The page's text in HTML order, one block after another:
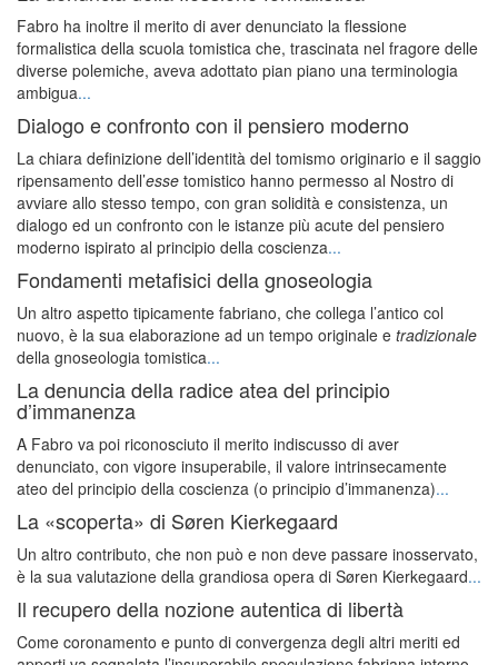
Fabro ha inoltre il merito di aver denunciato la flessione
formalistica della scuola tomistica che, trascinata nel fragore delle
diverse polemiche, aveva adottato pian piano una terminologia
ambigua...
Dialogo e confronto con il pensiero moderno
La chiara definizione dell’identità del tomismo originario e il saggio
ripensamento dell’esse tomistico hanno permesso al Nostro di
avviare allo stesso tempo, con gran solidità e consistenza, un
dialogo ed un confronto con le istanze più acute del pensiero
moderno ispirato al principio della coscienza...
Fondamenti metafisici della gnoseologia
Un altro aspetto tipicamente fabriano, che collega l’antico col
nuovo, è la sua elaborazione ad un tempo originale e tradizionale
della gnoseologia tomistica...
La denuncia della radice atea del principio
d’immanenza
A Fabro va poi riconosciuto il merito indiscusso di aver
denunciato, con vigore insuperabile, il valore intrinsecamente
ateo del principio della coscienza (o principio d’immanenza)...
La «scoperta» di Søren Kierkegaard
Un altro contributo, che non può e non deve passare inosservato,
è la sua valutazione della grandiosa opera di Søren Kierkegaard...
Il recupero della nozione autentica di libertà
Come coronamento e punto di convergenza degli altri meriti ed